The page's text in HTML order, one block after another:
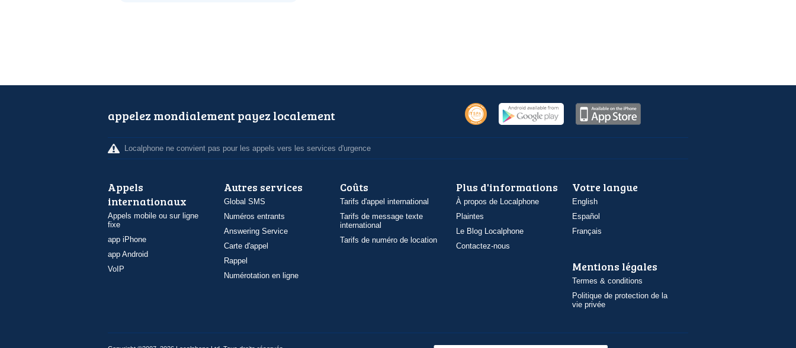
appelez mondialement payez localement
Localphone ne convient pas pour les appels vers les services d'urgence
Appels
internationaux
Appels mobile ou sur ligne
fixe
app iPhone
app Android
VoIP
Autres services
Global SMS
Numéros entrants
Answering Service
Carte d'appel
Rappel
Numérotation en ligne
Coûts
Tarifs d'appel international
Tarifs de message texte
international
Tarifs de numéro de location
Plus d'informations
À propos de Localphone
Plaintes
Le Blog Localphone
Contactez-nous
Votre langue
English
Español
Français
Mentions légales
Termes & conditions
Politique de protection de la
vie privée